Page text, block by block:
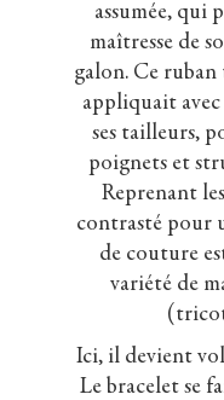
assumée, qui
maîtresse de
galon. Ce ruban
appliquait
ses tailleurs,
poignets et
Reprenant
contrasté pour
de couture
variété de
Ici, il devient
Le bracelet se